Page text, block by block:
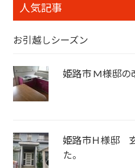
人気記事
お引越しシーズン
姫路市 M様邸の
姫路市Ｈ様邸
た。